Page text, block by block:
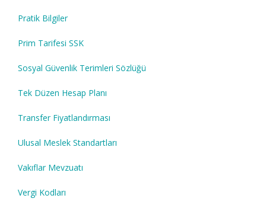
Pratik Bilgiler
Prim Tarifesi SSK
Sosyal Güvenlik Terimleri Sözlüğü
Tek Düzen Hesap Planı
Transfer Fiyatlandırması
Ulusal Meslek Standartları
Vakıflar Mevzuatı
Vergi Kodları